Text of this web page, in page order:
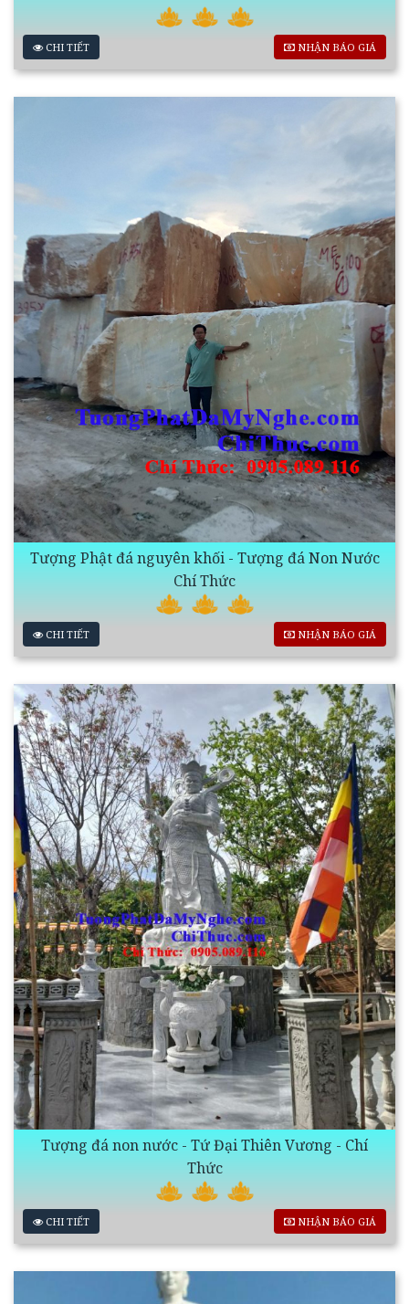
CHI TIẾT NHẬN BÁO GIÁ
Tượng Phật đá nguyên khối - Tượng đá Non Nước
Chí Thức
CHI TIẾT NHẬN BÁO GIÁ
Tượng đá non nước - Tứ Đại Thiên Vương - Chí
Thức
CHI TIẾT NHẬN BÁO GIÁ